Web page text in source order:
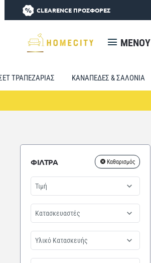
CLEARENCE ΠΡΟΣΦΟΡΕΣ
MENOY
ΤΡΑΠΕΖΑΡΙΑΣ ΚΑΝΑΠΕΔΕΣ & ΣΑΛΟΝΙΑ
ΦΙΛΤΡΑ Καθαρισμός
Τιμή
Κατασκευαστές
Υλικό Κατασκευής